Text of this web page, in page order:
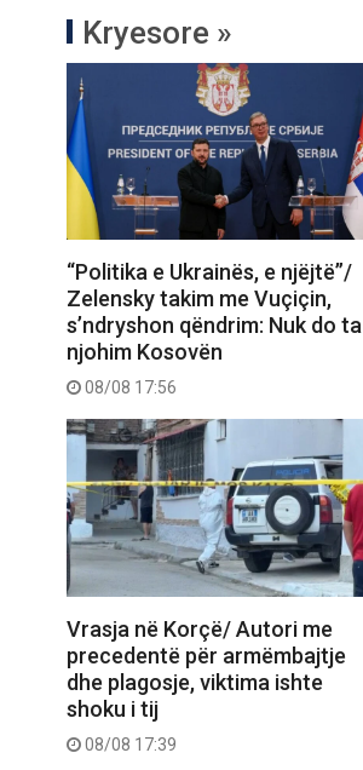
Kryesore »
“Politika e Ukrainës, e njëjtë”/
Zelensky takim me Vuçiçin,
s’ndryshon qëndrim: Nuk do ta
njohim Kosovën
08/08 17:56
Vrasja në Korçë/ Autori me
precedentë për armëmbajtje
dhe plagosje, viktima ishte
shoku i tij
08/08 17:39